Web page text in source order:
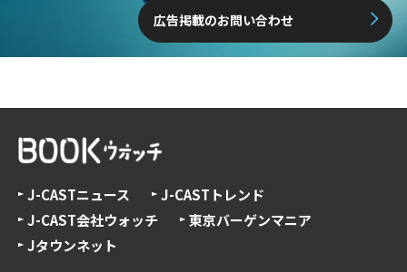
広告掲載のお問い合わせ
J-CASTニュース
J-CASTトレンド
J-CAST会社ウォッチ
東京バーゲンマニア
Jタウンネット